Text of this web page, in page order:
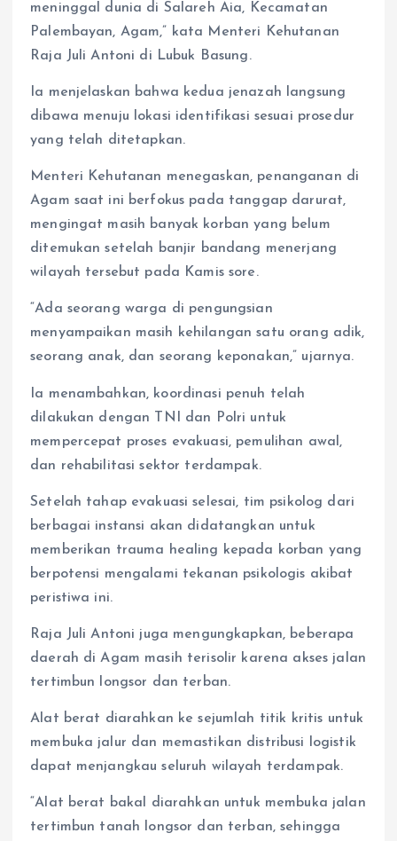
meninggal dunia di Salareh Aia, Kecamatan
Palembayan, Agam,” kata Menteri Kehutanan
Raja Juli Antoni di Lubuk Basung.
Ia menjelaskan bahwa kedua jenazah langsung
dibawa menuju lokasi identifikasi sesuai prosedur
yang telah ditetapkan.
Menteri Kehutanan menegaskan, penanganan di
Agam saat ini berfokus pada tanggap darurat,
mengingat masih banyak korban yang belum
ditemukan setelah banjir bandang menerjang
wilayah tersebut pada Kamis sore.
“Ada seorang warga di pengungsian
menyampaikan masih kehilangan satu orang adik,
seorang anak, dan seorang keponakan,” ujarnya.
Ia menambahkan, koordinasi penuh telah
dilakukan dengan TNI dan Polri untuk
mempercepat proses evakuasi, pemulihan awal,
dan rehabilitasi sektor terdampak.
Setelah tahap evakuasi selesai, tim psikolog dari
berbagai instansi akan didatangkan untuk
memberikan trauma healing kepada korban yang
berpotensi mengalami tekanan psikologis akibat
peristiwa ini.
Raja Juli Antoni juga mengungkapkan, beberapa
daerah di Agam masih terisolir karena akses jalan
tertimbun longsor dan terban.
Alat berat diarahkan ke sejumlah titik kritis untuk
membuka jalur dan memastikan distribusi logistik
dapat menjangkau seluruh wilayah terdampak.
“Alat berat bakal diarahkan untuk membuka jalan
tertimbun tanah longsor dan terban, sehingga